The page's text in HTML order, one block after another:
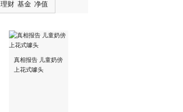
理财 基金 净值
真相报告 儿童奶傍
上花式噱头